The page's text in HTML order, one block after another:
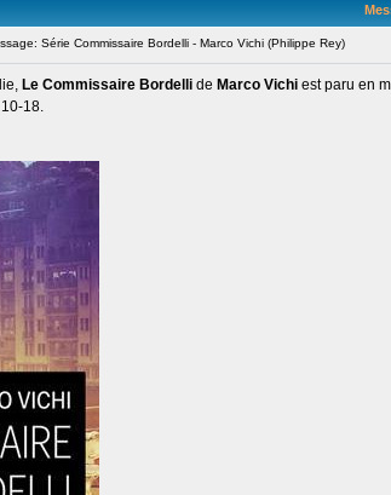
Série Commissaire Bordelli - Marco Vichi (Philippe Rey)
Le Commissaire Bordelli de Marco Vichi est paru en
18.